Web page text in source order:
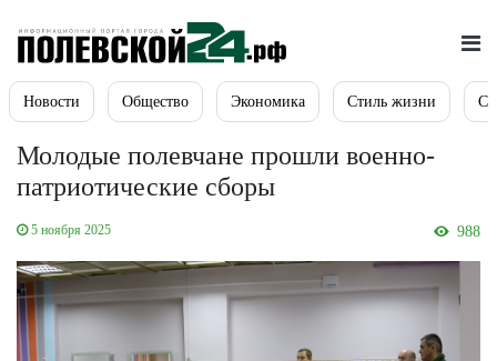
Новости Общество Экономика Стиль жизни
Молодые полевчане прошли военно-
патриотические сборы
5 ноября 2025 988